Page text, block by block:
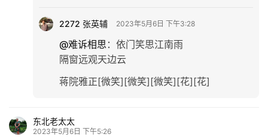
2272 张英辅 2023年5月6日 下午3:28
@难诉相思 ： 依门笑思江南雨
隔窗远观天边云
蒋院雅正[微笑][微笑][微笑][花][花]
东北老太太
2023年5月6日 下午5:26